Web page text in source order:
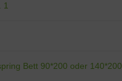
1
Bett 90*200 oder 140*200